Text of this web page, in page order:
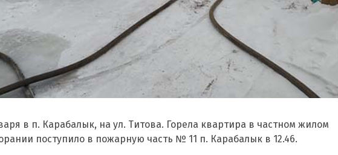
в п. Карабалык, на ул. Титова. Горела квартира в частном жилом
поступило в пожарную часть № 11 п. Карабалык в 12.46.